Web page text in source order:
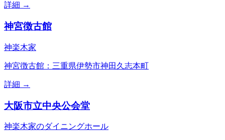
詳細 →
神宮徴古館
神楽木家
神宮徴古館：三重県伊勢市神田久志本町
詳細 →
大阪市立中央公会堂
神楽木家のダイニングホール